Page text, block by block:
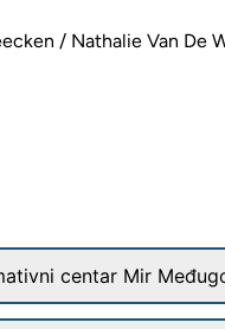
/ Nathalie Van De
centar Mir